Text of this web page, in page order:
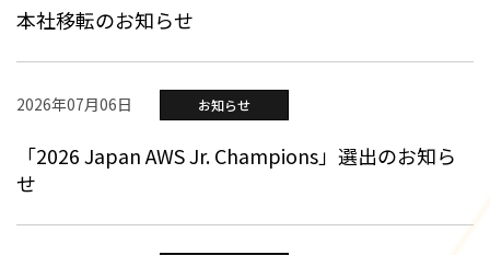
本社移転のお知らせ
2026年07月06日 お知らせ
「2026 Japan AWS Jr. Champions」選出のお知ら
せ